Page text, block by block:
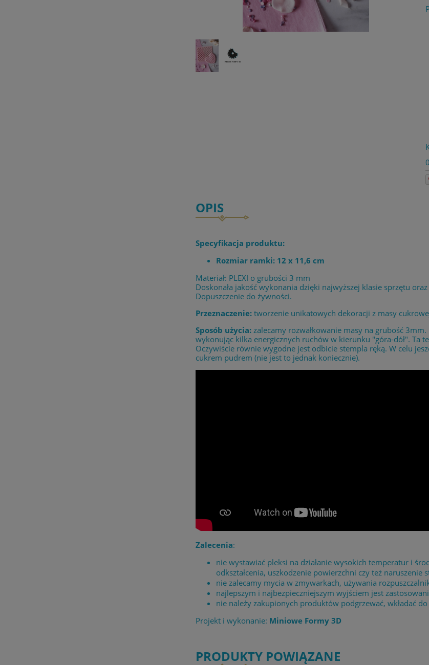
OPIS
Specyfikacja produktu:
Rozmiar ramki: 12 x 11,6 cm
Materiał: PLEXI o grubości 3 mm
Doskonała jakość wykonania dzięki najwyższej klasie sprzętu
Dopuszczenie do żywności.
Przeznaczenie: tworzenie unikatowych dekoracji z masy
Sposób użycia: zalecamy rozwałkowanie masy na grubość
wykonując kilka energicznych ruchów w kierunku "góra-dół".
Oczywiście równie wygodne jest odbicie stempla ręką. W celu
cukrem pudrem (nie jest to jednak koniecznie).
Zalecenia:
nie wystawiać pleksi na działanie wysokich temperatur i
odkształcenia, uszkodzenie powierzchni czy też naruszenie
nie zalecamy mycia w zmywarkach, używania
najlepszym i najbezpieczniejszym wyjściem jest
nie należy zakupionych produktów podgrzewać, wkładać
Projekt i wykonanie: Miniowe Formy 3D
PRODUKTY POWIĄZANE